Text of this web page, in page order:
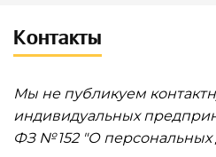
Контакты
Мы не публикуем
индивидуальных
ФЗ № 152 "О персональных
Ваше мнение
поддержите